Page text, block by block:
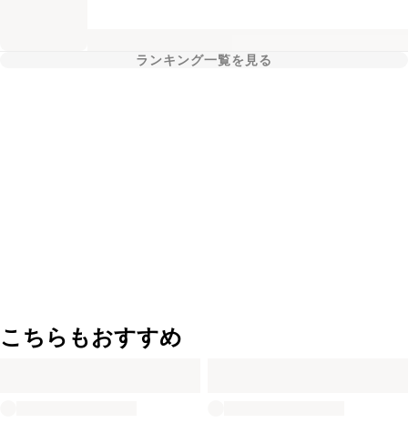
ランキング一覧を見る
こちらもおすすめ